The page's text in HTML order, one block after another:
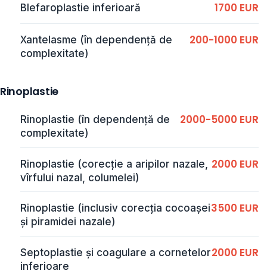
Blefaroplastie inferioară 1700 EUR
Xantelasme (în dependență de
complexitate)
200-1000 EUR
Rinoplastie
Rinoplastie (în dependență de
complexitate)
2000-5000 EUR
Rinoplastie (corecție a aripilor nazale,
vîrfului nazal, columelei)
2000 EUR
Rinoplastie (inclusiv corecția cocoașei
și piramidei nazale)
3500 EUR
Septoplastie și coagulare a cornetelor
inferioare
2000 EUR